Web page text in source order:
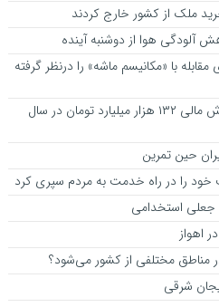
آلودگی هوا از دوشنبه آینده
با «مکانیسم ماشه» را درنظر گرفته
تشکیل ۲۷ پرونده پولشویی با گردش مالی ۱۳۲ هزار میلیارد تومان در سال
حین تمرین
خود را در راه خدمت به مردم سپری کرد
جعلی استخدامی
اهواز
مناطق مختلفی از کشور می‌شود؟